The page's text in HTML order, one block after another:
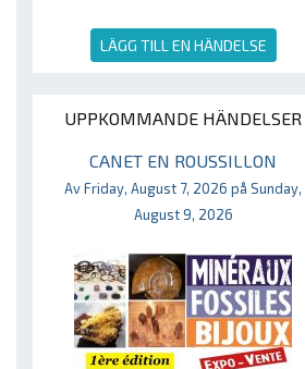
LÄGG TILL EN HÄNDELSE
UPPKOMMANDE HÄNDELSER
CANET EN ROUSSILLON
Av Friday, August 7, 2026 på Sunday,
August 9, 2026